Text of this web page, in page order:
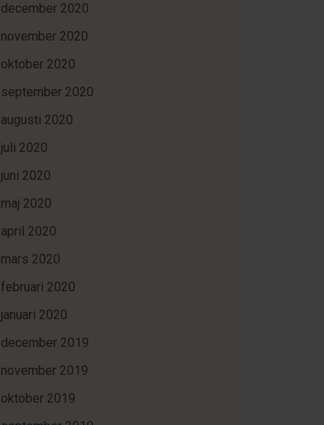
december 2020
november 2020
oktober 2020
september 2020
augusti 2020
juli 2020
juni 2020
maj 2020
april 2020
mars 2020
februari 2020
januari 2020
december 2019
november 2019
oktober 2019